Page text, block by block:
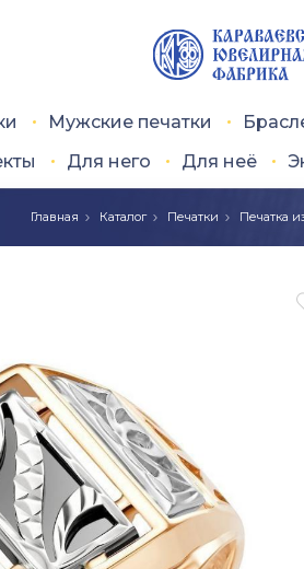
Мужские печатки
Для него Для неё
Главная Каталог Печатки Печатка